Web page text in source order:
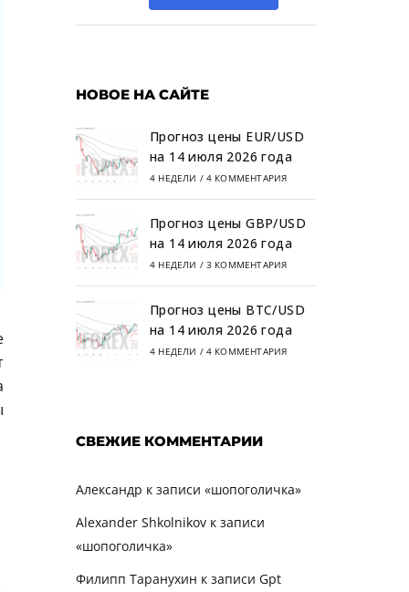
НОВОЕ НА САЙТЕ
Прогноз цены EUR/USD
на 14 июля 2026 года
4 НЕДЕЛИ / 4 КОММЕНТАРИЯ
Прогноз цены GBP/USD
на 14 июля 2026 года
4 НЕДЕЛИ / 3 КОММЕНТАРИЯ
Прогноз цены BTC/USD
на 14 июля 2026 года
4 НЕДЕЛИ / 4 КОММЕНТАРИЯ
СВЕЖИЕ КОММЕНТАРИИ
Александр к записи «шопоголичка»
Alexander Shkolnikovк записи
«шопоголичка»
Филипп Таранухин к записи Gpt